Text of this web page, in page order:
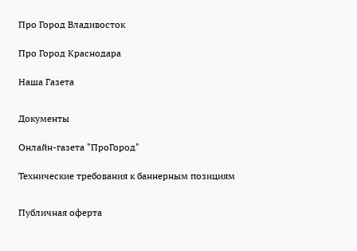
Про Город Владивосток
Про Город Краснодара
Наша Газета
Документы
Онлайн-газета "ПроГород"
Технические требования к баннерным позициям
Публичная оферта